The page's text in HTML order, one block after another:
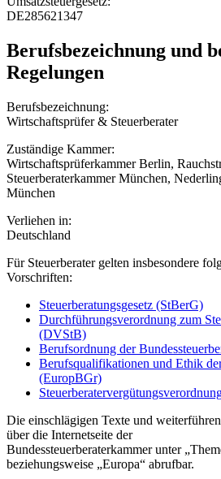
DE285621347
Berufsbezeichnung und
Regelungen
Berufsbezeichnung:
Wirtschaftsprüfer & Steuerberater
Zuständige Kammer:
Wirtschaftsprüferkammer Berlin,
Steuerberaterkammer München,
München
Verliehen in:
Deutschland
Für Steuerberater gelten insbesondere
Vorschriften:
Steuerberatungsgesetz (StBerG)
Durchführungsverordnung zum
(DVStB)
Berufsordnung der
Berufsqualifikationen und Ethik
(EuropBGr)
Die einschlägigen Texte und
über die Internetseite der
Bundessteuerberaterkammer unter
beziehungsweise „Europa“ abrufbar.